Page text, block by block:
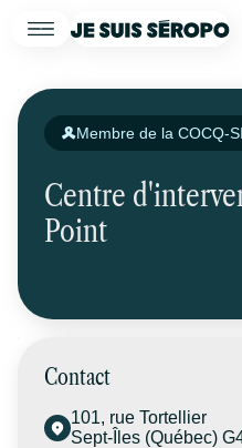
Membre de la COCQ-
Centre
Point
Contact
101, rue Tortellier
Sept-Îles (Québec)